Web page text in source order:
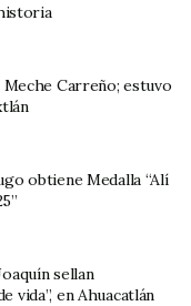
Carreño; estuvo
obtiene Medalla “Alí
sellan
vida”, en Ahuacatlán